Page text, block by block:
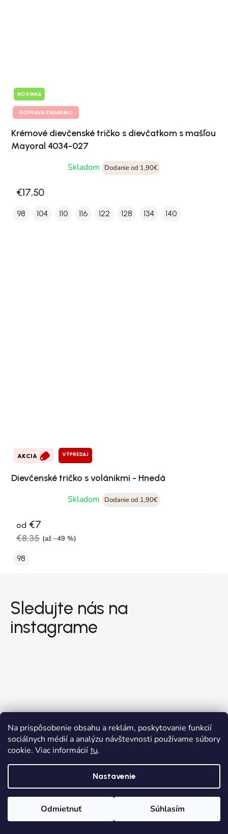
Na prispôsobenie obsahu a reklám, poskytovanie funkcií
sociálnych médií a analýzu návštevnosti používame súbory
cookie. Viac informácií tu.
Nastavenie
Odmietnuť Súhlasím
NOVINKA
DOPRAVA ZADARMO
Krémové dievčenské tričko s dievčatkom s mašľou
Mayoral 4034-027
Skladom
Dodanie od 1,90€
€17,50
98 104 110 116 122 128 134 140
AKCIA VÝPREDAJ
Dievčenské tričko s volánikmi - Hnedá
Skladom
Dodanie od 1,90€
od €7
€8,35 (až –49 %)
98
Sledujte nás na
instagrame